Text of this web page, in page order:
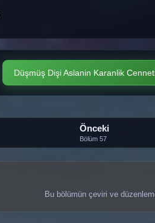
Düşmüş Dişi Aslanin Karanlik
Önceki
Bölüm 57
Bu bölümün çeviri ve